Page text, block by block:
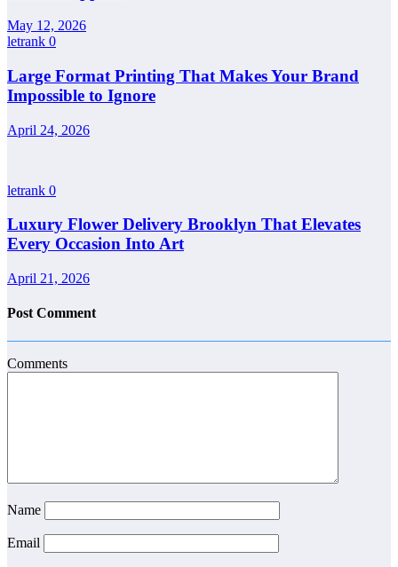
May 12, 2026
letrank 0
Large Format Printing That Makes Your Brand
Impossible to Ignore
April 24, 2026
letrank 0
Luxury Flower Delivery Brooklyn That Elevates
Every Occasion Into Art
April 21, 2026
Post Comment
Comments
Name
Email